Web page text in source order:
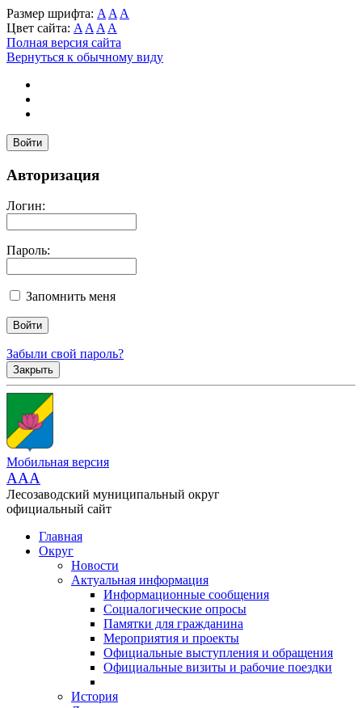
Размер шрифта: A A A
Цвет сайта: A A A A
Полная версия сайта
Вернуться к обычному виду
Войти
Авторизация
Логин:
Пароль:
Запомнить меня
Забыли свой пароль?
Закрыть
Мобильная версия
AAA
Лесозаводский муниципальный округ
официальный сайт
Главная
Округ
Новости
Актуальная информация
Информационные сообщения
Социалогические опросы
Памятки для гражданина
Мероприятия и проекты
Официальные выступления и обращения
Официальные визиты и рабочие поездки
История